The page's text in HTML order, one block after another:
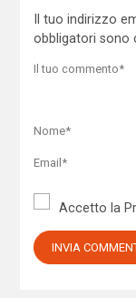
Il tuo indirizzo
obbligatori sono
Accetto la